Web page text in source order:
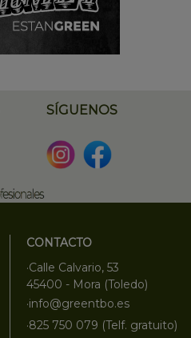
SÍGUENOS
CONTACTO
·Calle Calvario, 53
45400 - Mora (Toledo)
·info@greentbo.es
·825 750 079 (Telf. gratuito)